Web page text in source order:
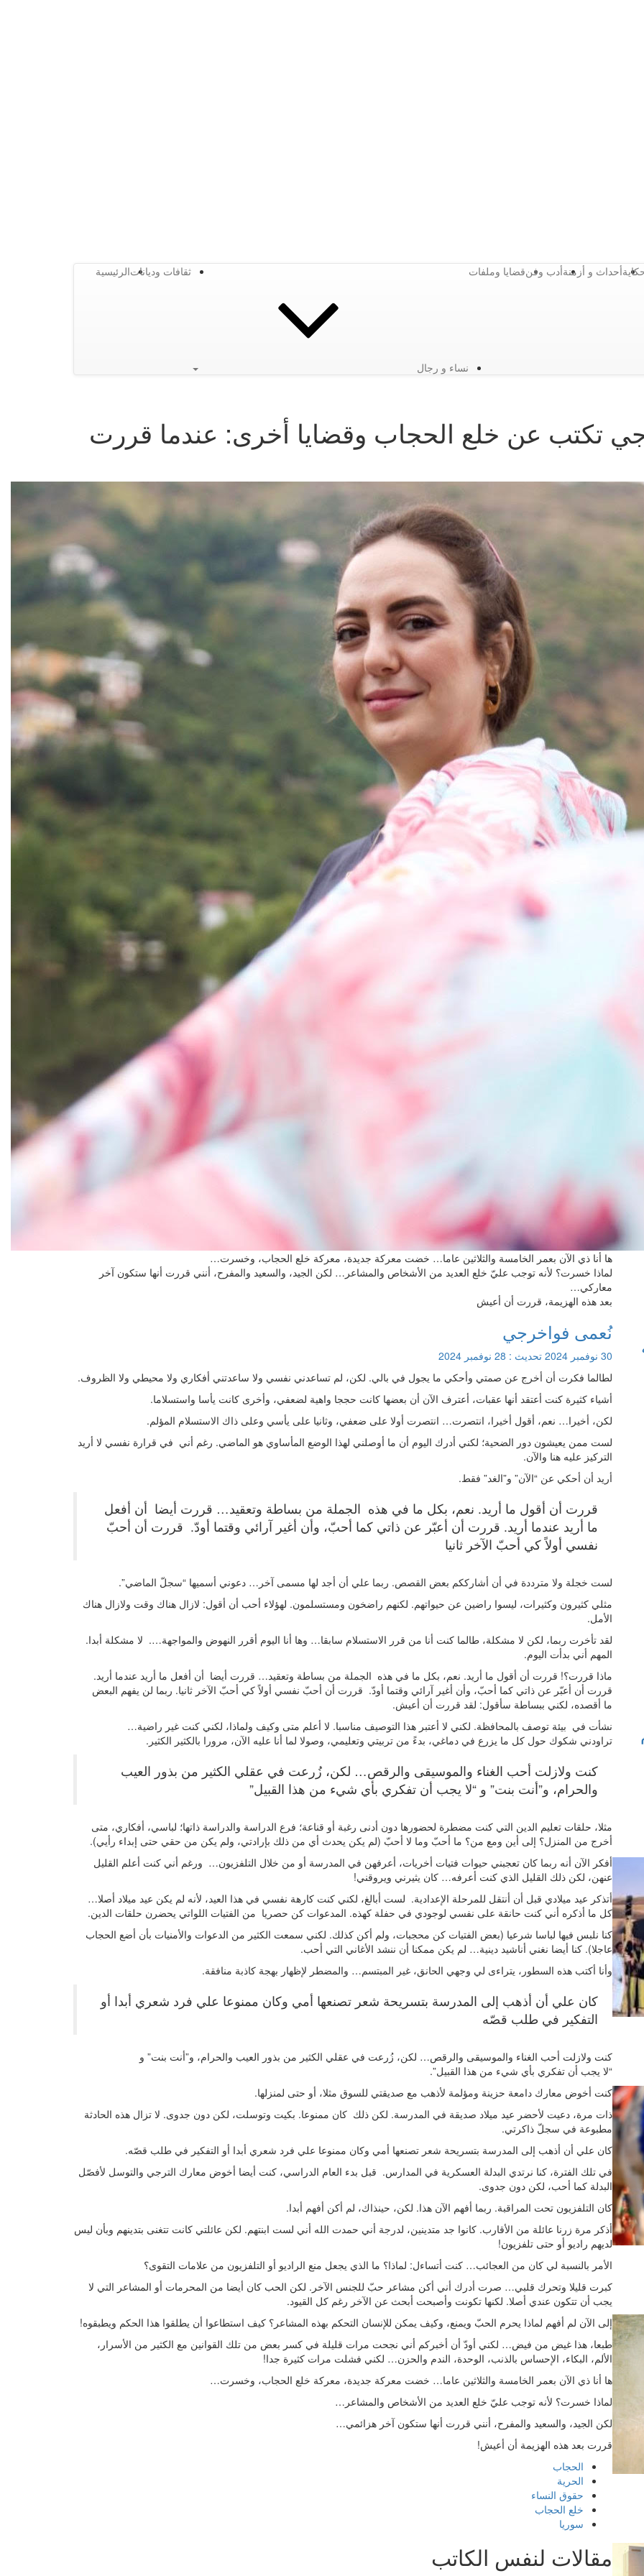
الرئيسيةثقافات وديانات
نساء و رجال
قضايا وملفاتأدب وفنأحداث و أزمنة
تكتب عن خلع الحجاب وقضايا أخرى: عندما قررت
ها أنا ذي الآن بعمر الخامسة والثلاثين عاما… خضت معركة جديدة، معركة خلع الحجاب، وخسرت…
لماذا خسرت؟ لأنه توجب عليّ خلع العديد من الأشخاص والمشاعر… لكن الجيد، والسعيد والمفرح، أنني قررت أنها ستكون آخر
معاركي…
بعد هذه الهزيمة، قررت أن أعيش
نُعمى فواخرجي
30 نوفمبر 2024 تحديث : 28 نوفمبر 2024
لطالما فكرت أن أخرج عن صمتي وأحكي ما يجول في بالي. لكن، لم تساعدني نفسي ولا ساعدتني أفكاري ولا محيطي ولا الظروف.
أشياء كثيرة كنت أعتقد أنها عقبات، أعترف الآن أن بعضها كانت حججا واهية لضعفي، وأخرى كانت يأسا واستسلاما.
لكن، أخيرا… نعم، أقول أخيرا، انتصرت… انتصرت أولا على ضعفي، وثانيا على يأسي وعلى ذاك الاستسلام المؤلم.
لست ممن يعيشون دور الضحية؛ لكني أدرك اليوم أن ما أوصلني لهذا الوضع المأساوي هو الماضي. رغم أني في قرارة نفسي لا أريد
التركيز عليه هنا والآن.
أريد أن أحكي عن “الآن” و”الغد” فقط.
قررت أن أقول ما أريد. نعم، بكل ما في هذه الجملة من بساطة وتعقيد… قررت أيضا أن أفعل
ما أريد عندما أريد. قررت أن أعبّر عن ذاتي كما أحبّ، وأن أغير آرائي وقتما أودّ. قررت أن أحبّ
نفسي أولاً كي أحبّ الآخر ثانيا
لست خجلة ولا مترددة في أن أشارككم بعض القصص. ربما علي أن أجد لها مسمى آخر… دعوني أسميها “سجلّ الماضي”.
مثلي كثيرون وكثيرات، ليسوا راضين عن حيواتهم. لكنهم راضخون ومستسلمون. لهؤلاء أحب أن أقول: لازال هناك وقت ولازال هناك
الأمل.
لقد تأخرت ربما، لكن لا مشكلة، طالما كنت أنا من قرر الاستسلام سابقا… وها أنا اليوم أقرر النهوض والمواجهة…. لا مشكلة أبدا.
المهم أني بدأت اليوم.
ماذا قررت؟! قررت أن أقول ما أريد. نعم، بكل ما في هذه الجملة من بساطة وتعقيد… قررت أيضا أن أفعل ما أريد عندما أريد.
قررت أن أعبّر عن ذاتي كما أحبّ، وأن أغير آرائي وقتما أودّ. قررت أن أحبّ نفسي أولاً كي أحبّ الآخر ثانيا. ربما لن يفهم البعض
ما أقصده، لكني ببساطة سأقول: لقد قررت أن أعيش.
نشأت في بيئة توصف بالمحافظة. لكني لا أعتبر هذا التوصيف مناسبا. لا أعلم متى وكيف ولماذا، لكني كنت غير راضية…
تراودني شكوك حول كل ما يزرع في دماغي، بدءً من تربيتي وتعليمي، وصولا لما أنا عليه الآن، مرورا بالكثير الكثير.
كنت ولازلت أحب الغناء والموسيقى والرقص… لكن، زُرعت في عقلي الكثير من بذور العيب
والحرام، و”أنت بنت” و “لا يجب أن تفكري بأي شيء من هذا القبيل”
مثلا، حلقات تعليم الدين التي كنت مضطرة لحضورها دون أدنى رغبة أو قناعة؛ فرع الدراسة والدراسة ذاتها؛ لباسي، أفكاري، متى
أخرج من المنزل؟ إلى أين ومع من؟ ما أحبّ وما لا أحبّ (لم يكن يحدث أي من ذلك بإرادتي، ولم يكن من حقي حتى إبداء رأيي).
أفكر الآن أنه ربما كان تعجبني حيوات فتيات أخريات، أعرفهن في المدرسة أو من خلال التلفزيون… ورغم أني كنت أعلم القليل
عنهن، لكن ذلك القليل الذي كنت أعرفه… كان يثيرني ويروقني!
أتذكر عيد ميلادي قبل أن أنتقل للمرحلة الإعدادية. لست أبالغ، لكني كنت كارهة نفسي في هذا العيد، لأنه لم يكن عيد ميلاد أصلا…
كل ما أذكره أني كنت حانقة على نفسي لوجودي في حفلة كهذه. المدعوات كن حصريا من الفتيات اللواتي يحضرن حلقات الدين.
كنا نلبس فيها لباسا شرعيا (بعض الفتيات كن محجبات، ولم أكن كذلك. لكني سمعت الكثير من الدعوات والأمنيات بأن أضع الحجاب
عاجلا). كنا أيضا نغني أناشيد دينية… لم يكن ممكنا أن ننشد الأغاني التي أحب.
وأنا أكتب هذه السطور، يتراءى لي وجهي الحانق، غير المبتسم… والمضطر لإظهار بهجة كاذبة منافقة.
كان علي أن أذهب إلى المدرسة بتسريحة شعر تصنعها أمي وكان ممنوعا علي فرد شعري أبدا أو
التفكير في طلب قصّه
كنت ولازلت أحب الغناء والموسيقى والرقص… لكن، زُرعت في عقلي الكثير من بذور العيب والحرام، و”أنت بنت” و
“لا يجب أن تفكري بأي شيء من هذا القبيل”.
كنت أخوض معارك دامعة حزينة ومؤلمة لأذهب مع صديقتي للسوق مثلا، أو حتى لمنزلها.
ذات مرة، دعيت لأحضر عيد ميلاد صديقة في المدرسة. لكن ذلك كان ممنوعا. بكيت وتوسلت، لكن دون جدوى. لا تزال هذه الحادثة
مطبوعة في سجلّ ذاكرتي.
كان علي أن أذهب إلى المدرسة بتسريحة شعر تصنعها أمي وكان ممنوعا علي فرد شعري أبدا أو التفكير في طلب قصّه.
في تلك الفترة، كنا نرتدي البدلة العسكرية في المدارس. قبل بدء العام الدراسي، كنت أيضا أخوض معارك الترجي والتوسل لأفصّل
البدلة كما أحب، لكن دون جدوى.
كان التلفزيون تحت المراقبة. ربما أفهم الآن هذا. لكن، حينذاك، لم أكن أفهم أبدا.
أذكر مرة زرنا عائلة من الأقارب. كانوا جد متدينين، لدرجة أني حمدت الله أني لست ابنتهم. لكن عائلتي كانت تتغنى بتدينهم وبأن ليس
لديهم راديو أو حتى تلفزيون!
الأمر بالنسبة لي كان من العجائب… كنت أتساءل: لماذا؟ ما الذي يجعل منع الراديو أو التلفزيون من علامات التقوى؟
كبرت قليلا وتحرك قلبي… صرت أدرك أني أكن مشاعر حبّ للجنس الآخر. لكن الحب كان أيضا من المحرمات أو المشاعر التي لا
يجب أن تتكون عندي أصلا. لكنها تكونت وأصبحت أبحث عن الآخر رغم كل القيود.
إلى الآن لم أفهم لماذا يحرم الحبّ ويمنع، وكيف يمكن للإنسان التحكم بهذه المشاعر؟ كيف استطاعوا أن يطلقوا هذا الحكم ويطبقوه!
طبعا، هذا غيض من فيض… لكني أودّ أن أخبركم أني نجحت مرات قليلة في كسر بعض من تلك القوانين مع الكثير من الأسرار،
الألم، البكاء، الإحساس بالذنب، الوحدة، الندم والحزن… لكني فشلت مرات كثيرة جدا!
ها أنا ذي الآن بعمر الخامسة والثلاثين عاما… خضت معركة جديدة، معركة خلع الحجاب، وخسرت…
لماذا خسرت؟ لأنه توجب عليّ خلع العديد من الأشخاص والمشاعر…
لكن الجيد، والسعيد والمفرح، أنني قررت أنها ستكون آخر هزائمي…
قررت بعد هذه الهزيمة أن أعيش!
الحجاب
الحرية
حقوق النساء
خلع الحجاب
سوريا
مقالات لنفس الكاتب